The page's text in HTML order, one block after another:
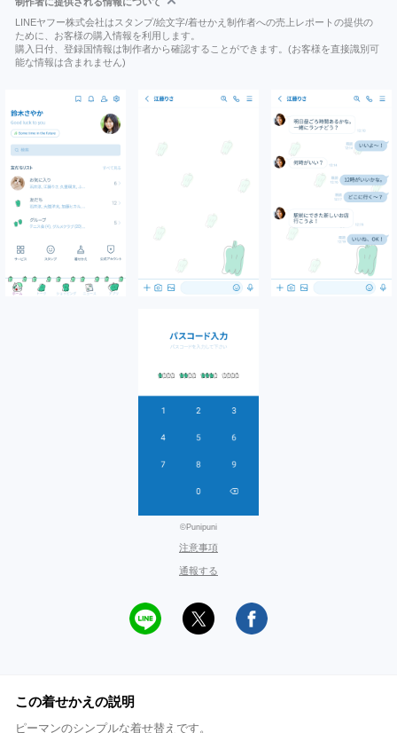
LINEヤフー株式会社はスタンプ/絵文字/着せかえ制作者への売上レポートの提供の
ために、お客様の購入情報を利用します。
購入日付、登録国情報は制作者から確認することができます。(お客様を直接識別可
能な情報は含まれません)
©Punipuni
注意事項
通報する
この着せかえの説明
ピーマンのシンプルな着せ替えです。